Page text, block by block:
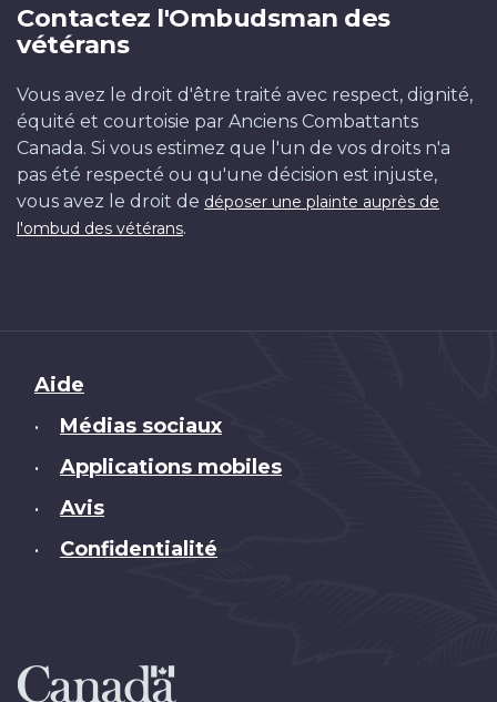
Contactez l'Ombudsman des
vétérans
Vous avez le droit d'être traité avec respect, dignité,
équité et courtoisie par Anciens Combattants
Canada. Si vous estimez que l'un de vos droits n'a
pas été respecté ou qu'une décision est injuste,
vous avez le droit de déposer une plainte auprès de
l'ombud des vétérans.
Brand
Aide
• Médias sociaux
• Applications mobiles
• Avis
• Confidentialité